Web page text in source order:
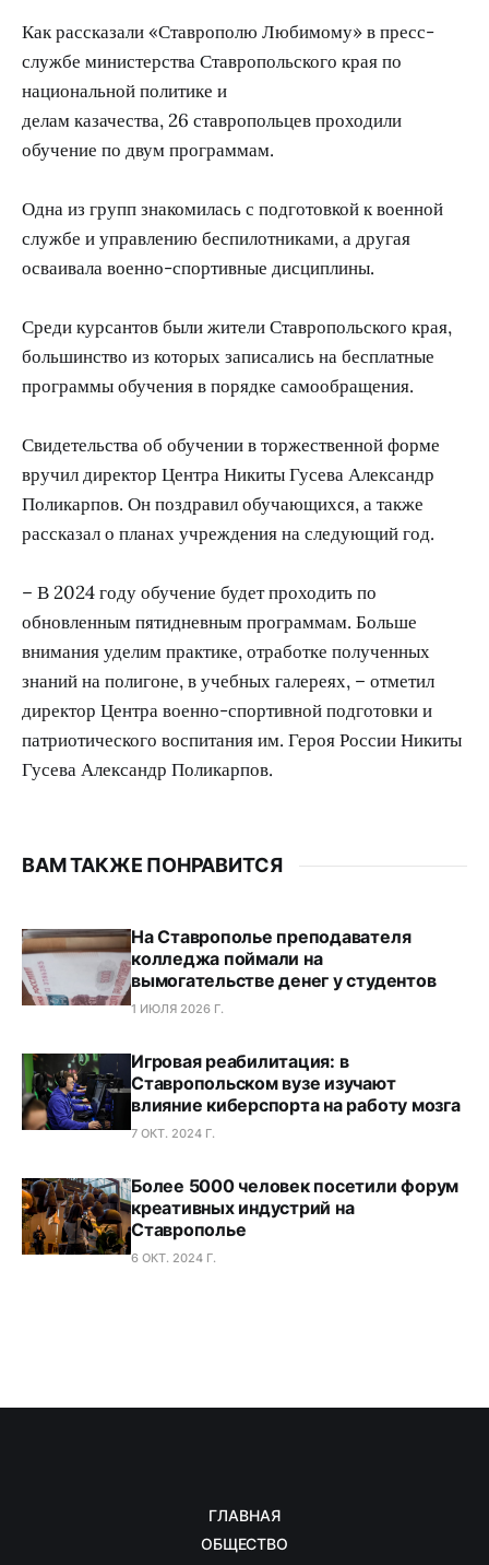
Как рассказали «Ставрополю Любимому» в пресс-
службе министерства Ставропольского края по
национальной политике и
делам казачества, 26 ставропольцев проходили
обучение по двум программам.
Одна из групп знакомилась с подготовкой к военной
службе и управлению беспилотниками, а другая
осваивала военно-спортивные дисциплины.
Среди курсантов были жители Ставропольского края,
большинство из которых записались на бесплатные
программы обучения в порядке самообращения.
Свидетельства об обучении в торжественной форме
вручил директор Центра Никиты Гусева Александр
Поликарпов. Он поздравил обучающихся, а также
рассказал о планах учреждения на следующий год.
– В 2024 году обучение будет проходить по
обновленным пятидневным программам. Больше
внимания уделим практике, отработке полученных
знаний на полигоне, в учебных галереях, – отметил
директор Центра военно-спортивной подготовки и
патриотического воспитания им. Героя России Никиты
Гусева Александр Поликарпов.
ВАМ ТАКЖЕ ПОНРАВИТСЯ
На Ставрополье преподавателя
колледжа поймали на
вымогательстве денег у студентов
1 ИЮЛЯ 2026 Г.
Игровая реабилитация: в
Ставропольском вузе изучают
влияние киберспорта на работу мозга
7 ОКТ. 2024 Г.
Более 5000 человек посетили форум
креативных индустрий на
Ставрополье
6 ОКТ. 2024 Г.
ГЛАВНАЯ
ОБЩЕСТВО